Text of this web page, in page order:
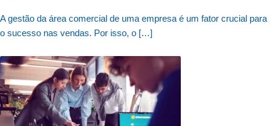
A gestão da área comercial de uma empresa é um fator crucial para
o sucesso nas vendas. Por isso, o […]